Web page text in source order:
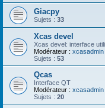
Giacpy
Sujets : 33
Xcas devel
Xcas devel: interface
Modérateur : xcasadmin
Sujets : 53
Qcas
Interface QT
Modérateur : xcasadmin
Sujets : 20